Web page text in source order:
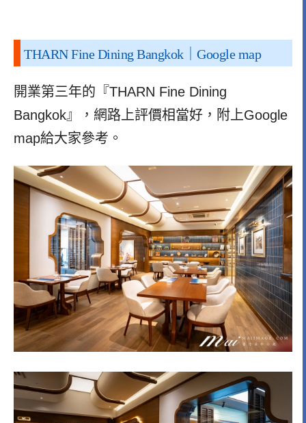
THARN Fine Dining Bangkok｜Google map
開業第三年的『THARN Fine Dining
Bangkok』，網路上評價相當好，附上Google
map給大家參考。